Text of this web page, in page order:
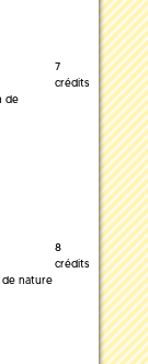
7
crédits
de
8
crédits
de nature